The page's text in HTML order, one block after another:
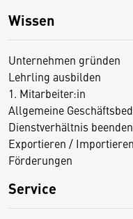
Wissen
Unternehmen gründen
Lehrling ausbilden
1. Mitarbeiter:in
Allgemeine
Dienstverhältnis beenden
Exportieren / Importieren
Förderungen
Service